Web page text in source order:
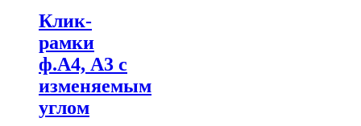
Клик-
рамки
ф.А4, А3 с
изменяемым
углом